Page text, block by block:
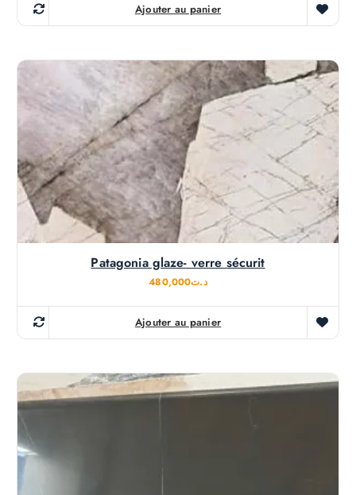
Ajouter au panier
Patagonia glaze- verre sécurit
د.ت480,000
Ajouter au panier